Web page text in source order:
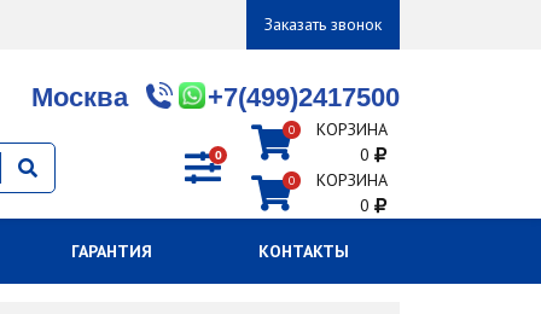
Заказать звонок
+7(499)2417500
Москва
0
0
КОРЗИНА
0
0
КОРЗИНА
0
ГАРАНТИЯ КОНТАКТЫ